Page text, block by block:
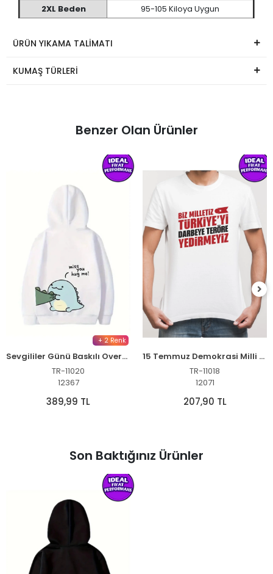
2XL Beden
95-105 Kiloya Uygun
ÜRÜN YIKAMA TALİMATI
KUMAŞ TÜRLERİ
Benzer Olan Ürünler
+ 2 Renk
Sevgililer Günü Baskılı Oversize Kapüşonlu Sweatshirt Hoodie - Beyaz
TR-11020
12367
389,99 TL
15 Temmuz Demokrasi Milli Birlik YEDİRMEYİZ Baskılı Bisiklet Yaka T-shirt - Beyaz
TR-11018
12071
207,90 TL
Son Baktığınız Ürünler